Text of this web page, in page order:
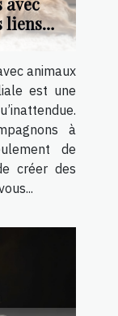
liens
animaux
est une
à
de
créer des